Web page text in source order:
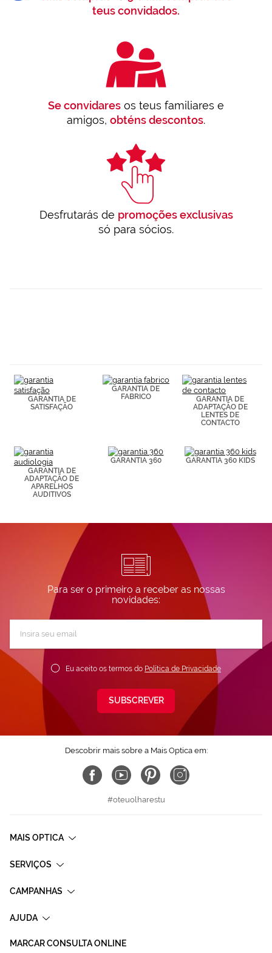
teus convidados.
Se convidares os teus familiares e
amigos, obténs descontos.
Desfrutarás de promoções exclusivas
só para sócios.
GARANTIA DE
SATISFAÇÃO
GARANTIA DE
FABRICO
GARANTIA DE
ADAPTAÇÃO DE
LENTES DE
CONTACTO
GARANTIA DE
ADAPTAÇÃO DE
APARELHOS
AUDITIVOS
GARANTIA 360 GARANTIA 360 KIDS
Para ser o primeiro a receber as nossas
novidades:
Newsletter:
Eu aceito os termos do Política de Privacidade
SUBSCREVER
Descobrir mais sobre a Mais Optica em:
#oteuolharestu
MAIS OPTICA
SERVIÇOS
CAMPANHAS
AJUDA
MARCAR CONSULTA ONLINE